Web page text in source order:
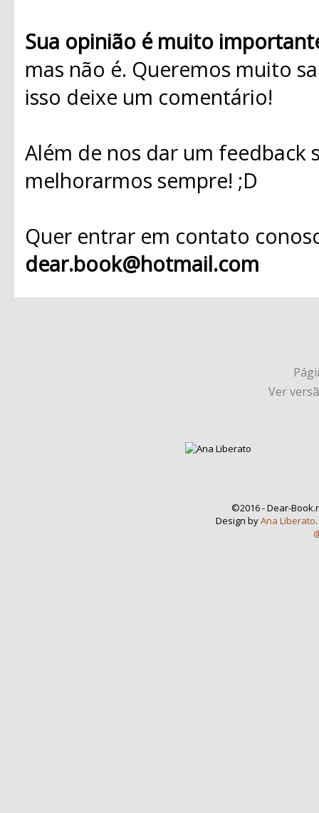
Sua opinião é muito
mas não é. Queremos muito
isso deixe um comentário!
Além de nos dar um
melhorarmos sempre! ;D
Quer entrar em contato
dear.book@hotmail.com
Ver
©2016 - Dear-
Design byAna Liberato